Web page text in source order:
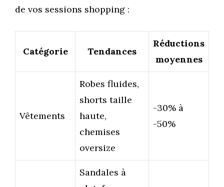
de vos sessions shopping :
Catégorie Tendances
Réductions
moyennes
Vêtements
Robes fluides,
shorts taille
haute,
chemises
oversize
-30% à
-50%
Sandales à